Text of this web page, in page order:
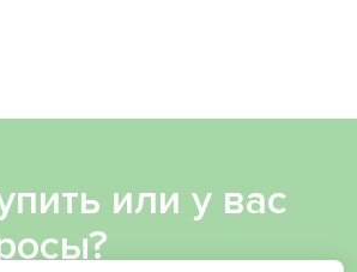
или у вас